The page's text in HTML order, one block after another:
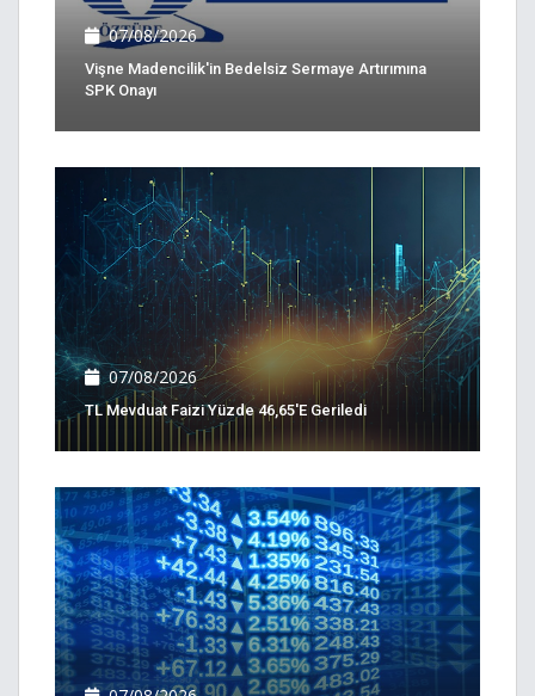
07/08/2026
Vişne Madencilik'in Bedelsiz Sermaye Artırımına
SPK Onayı
07/08/2026
TL Mevduat Faizi Yüzde 46,65'e Geriledi